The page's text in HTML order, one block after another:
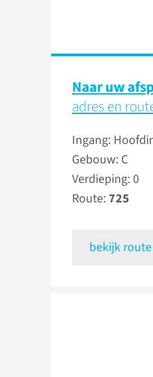
Naar uw
adres en
Ingang:
Gebouw: C
Verdieping: 0
Route:725
bekijk route